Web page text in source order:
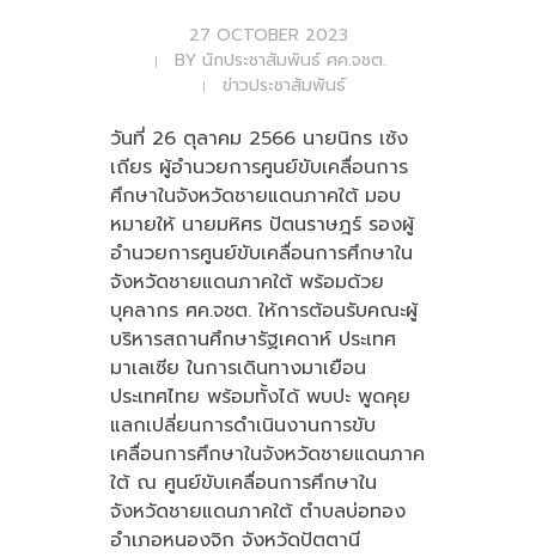
27 OCTOBER 2023
BY นักประชาสัมพันธ์ ศค.จชต.
ข่าวประชาสัมพันธ์
วันที่ 26 ตุลาคม 2566 นายนิกร เซ้ง
เถียร ผู้อำนวยการศูนย์ขับเคลื่อนการ
ศึกษาในจังหวัดชายแดนภาคใต้ มอบ
หมายให้ นายมหิศร ปัตนราษฎร์ รองผู้
อำนวยการศูนย์ขับเคลื่อนการศึกษาใน
จังหวัดชายแดนภาคใต้ พร้อมด้วย
บุคลากร ศค.จชต. ให้การต้อนรับคณะผู้
บริหารสถานศึกษารัฐเคดาห์ ประเทศ
มาเลเซีย ในการเดินทางมาเยือน
ประเทศไทย พร้อมทั้งได้ พบปะ พูดคุย
แลกเปลี่ยนการดำเนินงานการขับ
เคลื่อนการศึกษาในจังหวัดชายแดนภาค
ใต้ ณ ศูนย์ขับเคลื่อนการศึกษาใน
จังหวัดชายแดนภาคใต้ ตำบลบ่อทอง
อำเภอหนองจิก จังหวัดปัตตานี